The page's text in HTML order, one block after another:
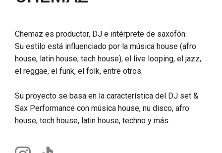
Chemaz es productor, DJ e intérprete de saxofón.
Su estilo está influenciado por la música house (afro
house, latin house, tech house), el live looping, el jazz,
el reggae, el funk, el folk, entre otros.
Su proyecto se basa en la característica del DJ set &
Sax Performance con música house, nu disco, afro
house, tech house, latin house, techno y más.